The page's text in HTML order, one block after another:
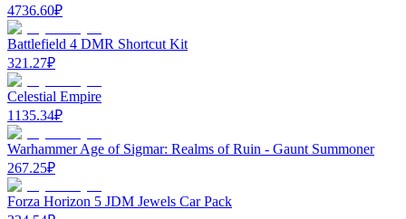
4736.60₽
Battlefield 4 DMR Shortcut Kit
321.27₽
Celestial Empire
1135.34₽
Warhammer Age of Sigmar: Realms of Ruin - Gaunt Summoner
267.25₽
Forza Horizon 5 JDM Jewels Car Pack